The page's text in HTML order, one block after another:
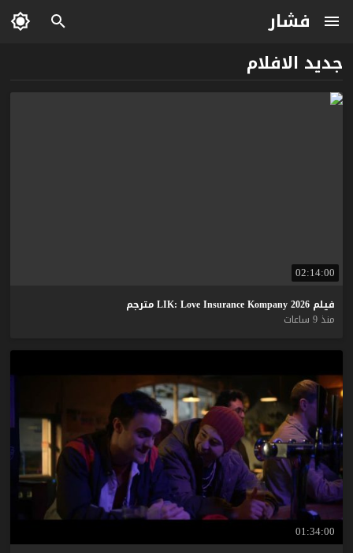
فشار
جديد الافلام
02:14:00
فيلم LIK: Love Insurance Kompany 2026
مترجم
منذ 9 ساعات
01:34:00